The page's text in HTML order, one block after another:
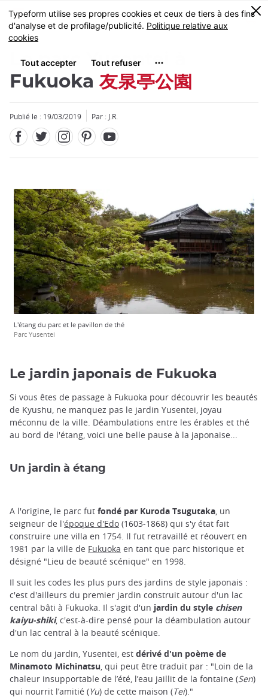
Skip
to
main
MENU
0
Le parc Yusentei à
Fukuoka 友泉亭公園
Publié le : 19/03/2019 Par : J.R.
L'étang du parc et le pavillon de thé
Parc Yusentei
Le jardin japonais de Fukuoka
Si vous êtes de passage à Fukuoka pour découvrir les beautés
de Kyushu, ne manquez pas le jardin Yusentei, joyau
méconnu de la ville. Déambulations entre les érables et thé
au bord de l'étang, voici une belle pause à la japonaise...
Un jardin à étang
A l'origine, le parc fut fondé par Kuroda Tsugutaka , un
seigneur de l'époque d'Edo (1603-1868) qui s'y état fait
construire une villa en 1754. Il fut retravaillé et réouvert en
1981 par la ville de Fukuoka en tant que parc historique et
désigné "Lieu de beauté scénique" en 1998.
Il suit les codes les plus purs des jardins de style japonais :
c'est d'ailleurs du premier jardin construit autour d'un lac
central bâti à Fukuoka. Il s'agit d'un jardin du style chisen
kaiyu-shiki, c'est-à-dire pensé pour la déambulation autour
d'un lac central à la beauté scénique.
Le nom du jardin, Yusentei, est dérivé d'un poème de
Minamoto Michinatsu, qui peut être traduit par : "Loin de la
chaleur insupportable de l’été, l’eau jaillit de la fontaine (Sen)
qui nourrit l’amitié (Yu) de cette maison (Tei)."